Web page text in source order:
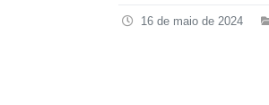
16 de maio de 2024